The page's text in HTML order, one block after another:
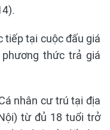
tiếp tại cuộc đấu giá
thức trả giá
nhân cư trú tại địa
từ đủ 18 tuổi trở